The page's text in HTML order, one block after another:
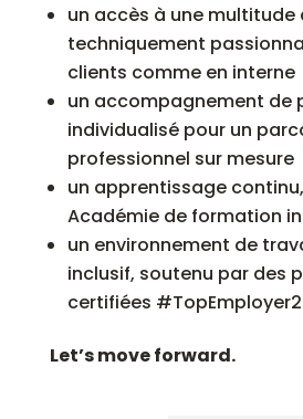
un accès à une multitude
techniquement
clients comme en interne
un accompagnement de
individualisé pour un
professionnel sur mesure
un apprentissage
Académie de formation
un environnement de
inclusif, soutenu par des
certifiées
Let’s move forward.